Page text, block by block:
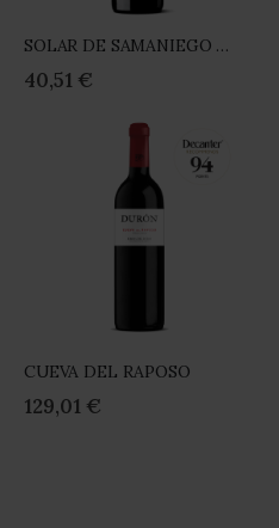
SOLAR DE SAMANIEGO CABEZA DE CUBA
0%
40,51 €
CUEVA DEL RAPOSO
0%
129,01 €